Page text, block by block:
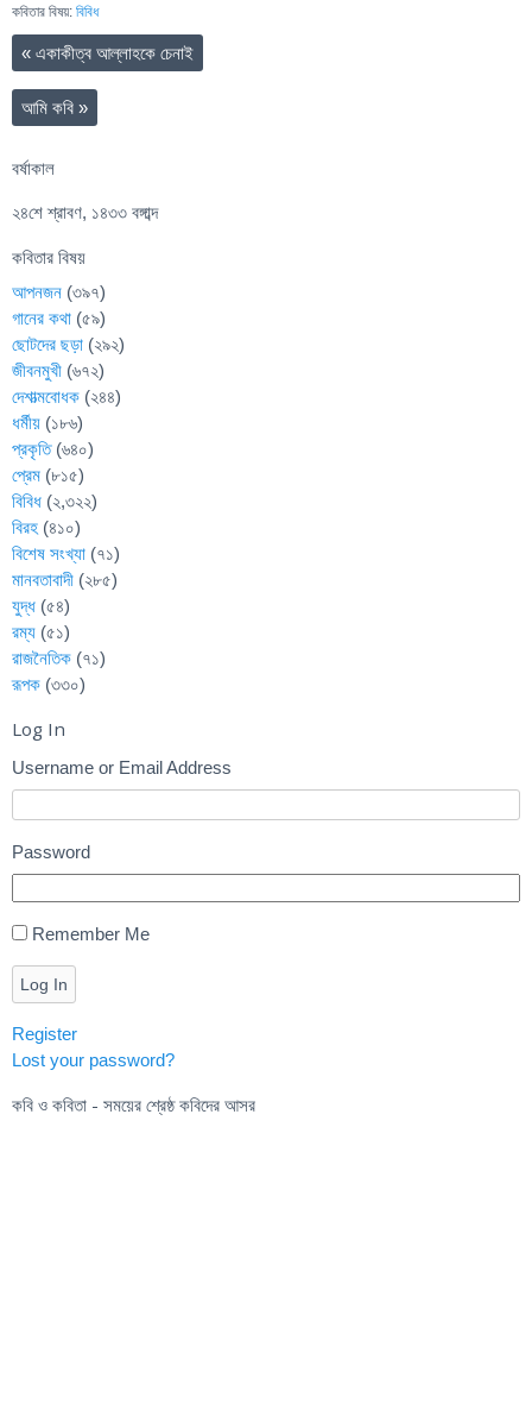
কবিতার বিষয়: বিবিধ
« একাকীত্ব আল্লাহকে চেনাই
আমি কবি »
বর্ষাকাল
২৪শে শ্রাবণ, ১৪৩৩ বঙ্গাব্দ
কবিতার বিষয়
আপনজন (৩৯৭)
গানের কথা (৫৯)
ছোটদের ছড়া (২৯২)
জীবনমুখী (৬৭২)
দেশাত্মবোধক (২৪৪)
ধর্মীয় (১৮৬)
প্রকৃতি(৬৪০)
প্রেম (৮১৫)
বিবিধ (২,৩২২)
বিরহ (৪১০)
বিশেষ সংখ্যা (৭১)
মানবতাবাদী (২৮৫)
যুদ্ধ (৫৪)
রম্য (৫১)
রাজনৈতিক (৭১)
রূপক (৩৩০)
Log In
Username or Email Address
Password
Remember Me
Log In
Register
Lost your password?
কবি ও কবিতা - সময়ের শ্রেষ্ঠ কবিদের আসর